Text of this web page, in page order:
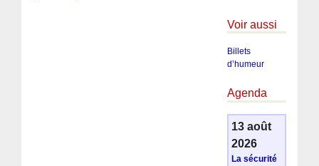
Voir aussi
Billets
d’humeur
Agenda
13 août
2026
La sécurité